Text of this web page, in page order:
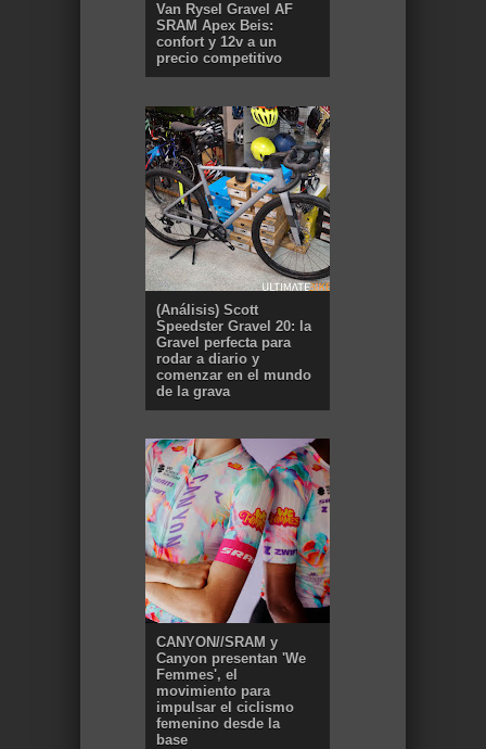
Van Rysel Gravel AF
SRAM Apex Beis:
confort y 12v a un
precio competitivo
(Análisis) Scott
Speedster Gravel 20: la
Gravel perfecta para
rodar a diario y
comenzar en el mundo
de la grava
CANYON//SRAM y
Canyon presentan 'We
Femmes', el
movimiento para
impulsar el ciclismo
femenino desde la
base